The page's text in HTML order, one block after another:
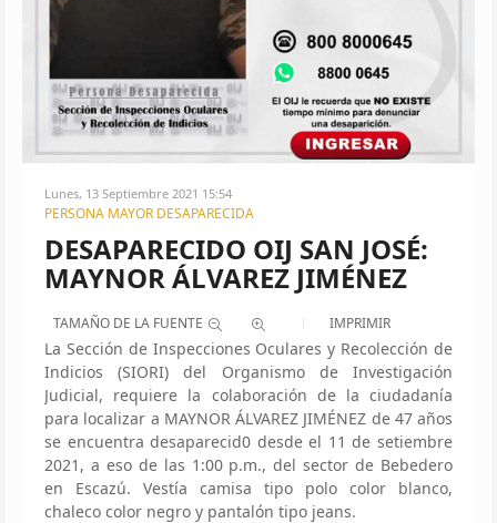
Lunes, 13 Septiembre 2021 15:54
PERSONA MAYOR DESAPARECIDA
DESAPARECIDO OIJ SAN JOSÉ:
MAYNOR ÁLVAREZ JIMÉNEZ
TAMAÑO DE LA FUENTE IMPRIMIR
La Sección de Inspecciones Oculares y Recolección de
Indicios (SIORI) del Organismo de Investigación
Judicial, requiere la colaboración de la ciudadanía
para localizar a MAYNOR ÁLVAREZ JIMÉNEZ de 47 años
se encuentra desaparecid0 desde el 11 de setiembre
2021, a eso de las 1:00 p.m., del sector de Bebedero
en Escazú. Vestía camisa tipo polo color blanco,
chaleco color negro y pantalón tipo jeans.